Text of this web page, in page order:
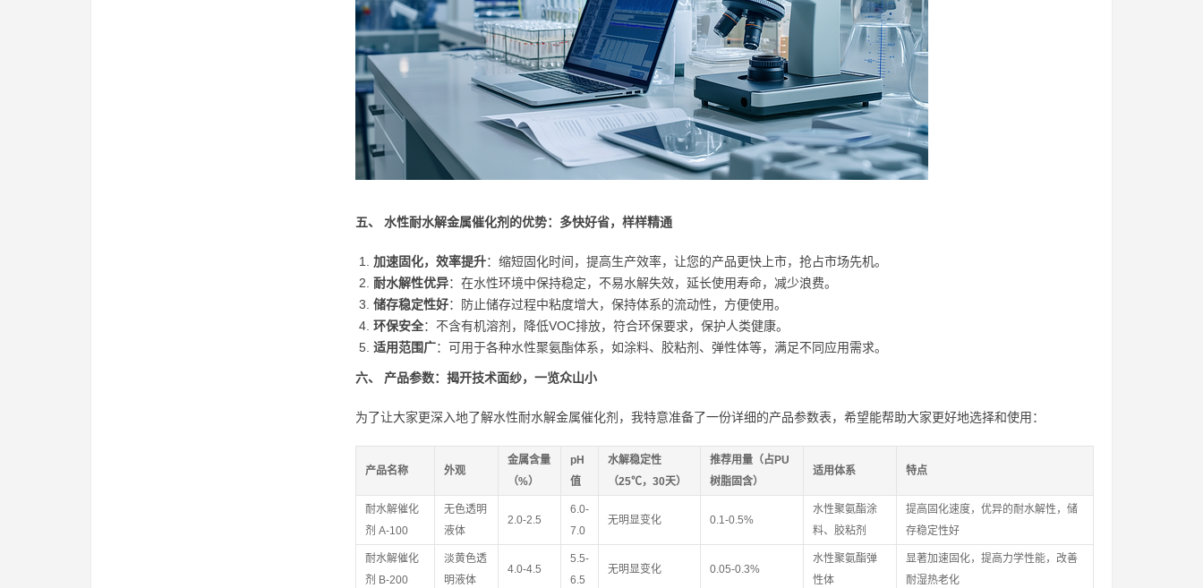
五、 水性耐水解金属催化剂的优势：多快好省，样样精通
加速固化，效率提升：缩短固化时间，提高生产效率，让您的产品更快上市，抢占市场先机。
耐水解性优异：在水性环境中保持稳定，不易水解失效，延长使用寿命，减少浪费。
储存稳定性好：防止储存过程中粘度增大，保持体系的流动性，方便使用。
环保安全：不含有机溶剂，降低VOC排放，符合环保要求，保护人类健康。
适用范围广：可用于各种水性聚氨酯体系，如涂料、胶粘剂、弹性体等，满足不同应用需求。
六、 产品参数：揭开技术面纱，一览众山小
为了让大家更深入地了解水性耐水解金属催化剂，我特意准备了一份详细的产品参数表，希望能帮助大家更好地选择和使用：
产品名称 外观
金属含量
（%）
pH
值
水解稳定性
（25℃，30天）
推荐用量 （占PU
树脂固含）
适用体系 特点
耐水解催化
剂 A-100
无色透明
液体
2.0-2.5
6.0-
7.0
无明显变化 0.1-0.5%
水性聚氨酯涂
料、胶粘剂
提高固化速度，优异的耐水解性，储
存稳定性好
耐水解催化
剂 B-200
淡黄色透
明液体
4.0-4.5
5.5-
6.5
无明显变化 0.05-0.3%
水性聚氨酯弹
性体
显著加速固化，提高力学性能，改善
耐湿热老化